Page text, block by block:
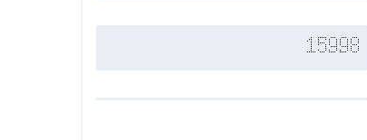
15998